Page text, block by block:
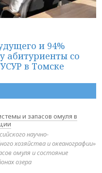
и 94%
абитуриенты со
в Томске
и запасов омуля в
научно-
хозяйства и океанографии»
омуля и состояние
озера